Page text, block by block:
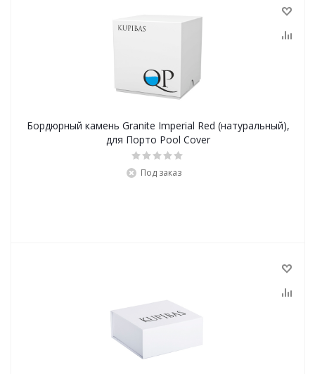
Бордюрный камень Granite Imperial Red (натуральный),
для Порто Pool Cover
Под заказ